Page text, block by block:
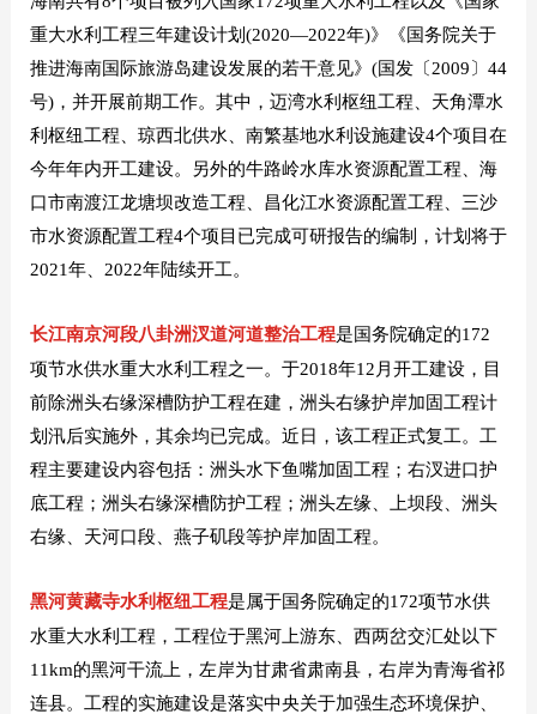
重大水利工程三年建设计划(2020—2022年)》《国务院关于
推进海南国际旅游岛建设发展的若干意见》(国发〔2009〕44
号)，并开展前期工作。其中，迈湾水利枢纽工程、天角潭水
利枢纽工程、琼西北供水、南繁基地水利设施建设4个项目在
今年年内开工建设。另外的牛路岭水库水资源配置工程、海
口市南渡江龙塘坝改造工程、昌化江水资源配置工程、三沙
市水资源配置工程4个项目已完成可研报告的编制，计划将于
2021年、2022年陆续开工。
长江南京河段八卦洲汊道河道整治工程是国务院确定的172
项节水供水重大水利工程之一。于2018年12月开工建设，目
前除洲头右缘深槽防护工程在建，洲头右缘护岸加固工程计
划汛后实施外，其余均已完成。近日，该工程正式复工。工
程主要建设内容包括：洲头水下鱼嘴加固工程；右汊进口护
底工程；洲头右缘深槽防护工程；洲头左缘、上坝段、洲头
右缘、天河口段、燕子矶段等护岸加固工程。
黑河黄藏寺水利枢纽工程是属于国务院确定的172项节水供
水重大水利工程，工程位于黑河上游东、西两岔交汇处以下
11km的黑河干流上，左岸为甘肃省肃南县，右岸为青海省祁
连县。工程的实施建设是落实中央关于加强生态环境保护、